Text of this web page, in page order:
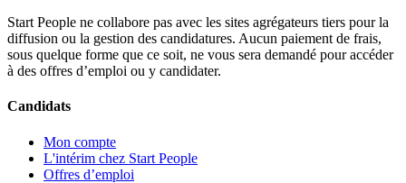
Start People ne collabore pas avec les sites agrégateurs tiers pour la
diffusion ou la gestion des candidatures. Aucun paiement de frais,
sous quelque forme que ce soit, ne vous sera demandé pour accéder
à des offres d’emploi ou y candidater.
Candidats
Mon compte
L'intérim chez Start People
Offres d’emploi